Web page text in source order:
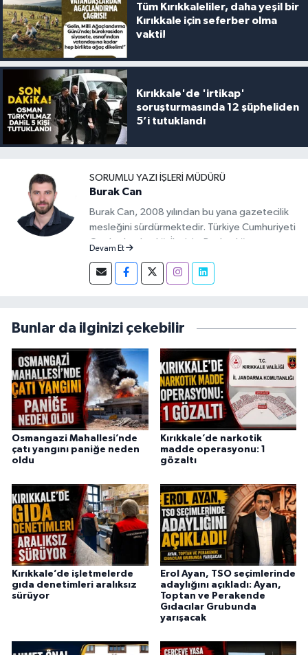
Tüm Kırıkkaleliler, daha yeşil bir
Kırıkkale için seferber olma
vakti!
Kırıkkale'de 'irtikap'
soruşturmasında 12 şüpheliden
5’i tutuklandı
SORUMLU YAZI İŞLERI MÜDÜRÜ
Burak Can
Burak Can, 2008 yılından bu yana gazetecilik
mesleğini sürdürmektedir. Türkiye Cumhuriyeti
Cumhurbaşkanlığı İletişim Başkanlığı
2026 yılları arasında Demirören Haber Ajansı
(DHA) Kırıkkale Muhabiri olarak görev yapan
olarak sürdürmektedir.
Devam Et
Bunlar da ilginizi çekebilir
Osmangazi Mahallesi’nde
çatı yangını paniğe neden
oldu
Kırıkkale’de narkotik
madde operasyonu: 1
gözaltı
Kırıkkale’de işletmelerde
gıda denetimleri aralıksız
sürüyor
Erol Ayan, TSO seçimlerinde
adaylığını açıkladı: Ayan,
Toptan ve Perakende
Gıdacılar Grubunda
yarışacak